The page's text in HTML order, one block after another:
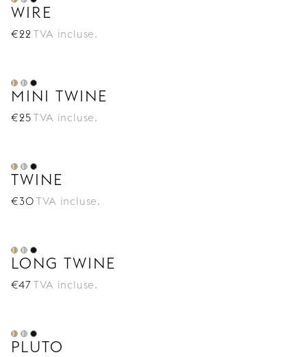
WIRE
€22 TVA incluse.
MINI TWINE
€25 TVA incluse.
TWINE
€30 TVA incluse.
LONG TWINE
€47 TVA incluse.
PLUTO